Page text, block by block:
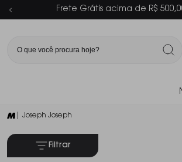
Parcelamento em até 6x sem
| Joseph Joseph
Filtrar